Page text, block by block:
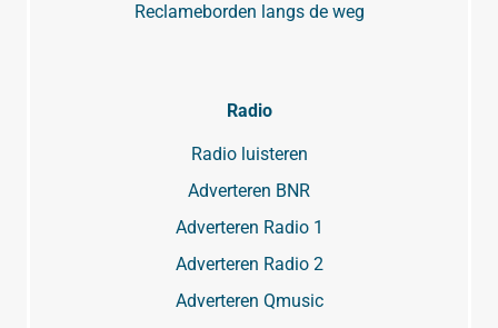
Reclameborden langs de weg
Radio
Radio luisteren
Adverteren BNR
Adverteren Radio 1
Adverteren Radio 2
Adverteren Qmusic